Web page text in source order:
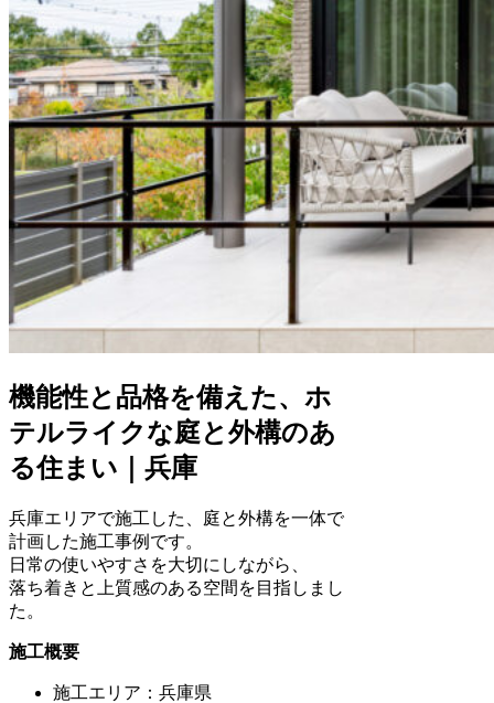
機能性と品格を備えた、ホ
テルライクな庭と外構のあ
る住まい｜兵庫
兵庫エリアで施工した、庭と外構を一体で
計画した施工事例です。
日常の使いやすさを大切にしながら、
落ち着きと上質感のある空間を目指しまし
た。
施工概要
施工エリア：兵庫県